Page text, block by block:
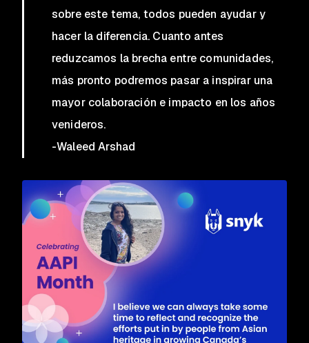
sobre este tema, todos pueden ayudar y
hacer la diferencia. Cuanto antes
reduzcamos la brecha entre comunidades,
más pronto podremos pasar a inspirar una
mayor colaboración e impacto en los años
venideros.
-Waleed Arshad